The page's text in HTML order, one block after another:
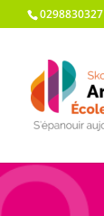
0298830327